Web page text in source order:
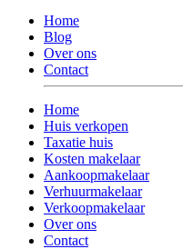
Home
Blog
Over ons
Contact
Home
Huis verkopen
Taxatie huis
Kosten makelaar
Aankoopmakelaar
Verhuurmakelaar
Verkoopmakelaar
Over ons
Contact